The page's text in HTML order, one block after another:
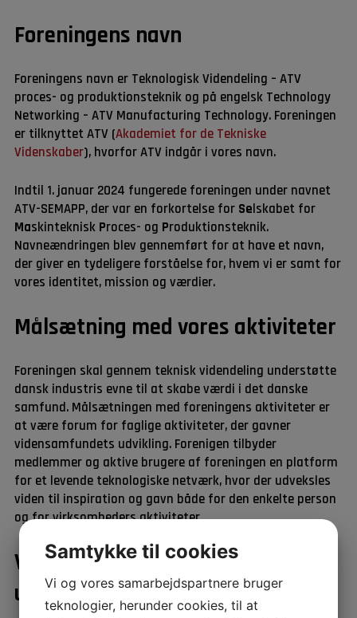
Foreningens navn
Foreningens navn er Teknologisk Videndeling – ATV
proces- og produktionsteknik og på engelsk Technology
Networking – ATV Manufacturing Technology. Foreningen
er tilknyttet ATV (Akademiet for de Tekniske
Videnskaber), hvorfor ATV indgår i vores navn.
Indtil 1. januar 2024 fungerede foreningen under navnet
ATV-SEMAPP, der var en forkortelse for Selskabet for
Maskinteknisk Proces- og Produktionsteknik.
Navneændringen blev gennemført for at have et navn,
der giver en tydeligere forståelse for, hvem vi er samt for
vores identitet, mission og værdier.
Målsætning med vores aktiviteter
Foreningen skal gennem teknisk videndeling understøtte
dansk industris evne til at skabe værdi i det danske
samfund. Målsætningen med foreningens aktiviteter er
at være forum for faglige aktiviteter, der gavner
vidensamfundets udvikling. Forenigen tilbyder
medlemmer og aktive brugere af foreningen en platform
for et levende teknologiske netværk, hvor der udveksles
viden til inspiration og gavn både for den enkelte person
og for virksomheders aktiviteter.
Vi er en non-profit forening og
uafhængige
Samtykke til cookies
Vi og vores samarbejdspartnere bruger
teknologier, herunder cookies, til at